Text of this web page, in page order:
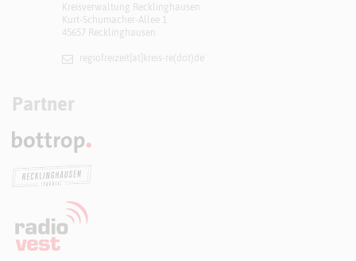
Kreisverwaltung Recklinghausen
Kurt-Schumacher-Allee 1
45657 Recklinghausen
regiofreizeit[at]​kreis-re(dot)de
Partner